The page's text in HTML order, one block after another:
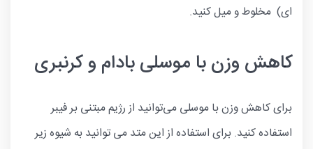
ای) مخلوط و میل کنید.
کاهش وزن با موسلی بادام و کرنبری
برای کاهش وزن با موسلی می‌توانید از رژیم مبتنی بر فیبر
استفاده کنید. برای استفاده از این متد می توانید به شیوه زیر